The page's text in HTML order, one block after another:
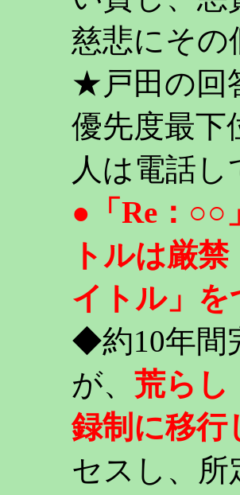
慈悲にその
★戸田の回
優先度最下
人は電話
●「Re：○○
トルは厳
イトル」
◆約10年間
が、 荒らし
録制に移行
セスし、所